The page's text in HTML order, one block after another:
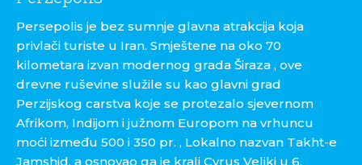
Persepolis je bez sumnje glavna atrakcija koja
privlači turiste u Iran. Smještene na oko 70
kilometara izvan modernog grada Širaza , ove
drevne ruševine služile su kao glavni grad
Perzijskog carstva koje se protezalo sjevernom
Afrikom, Indijom i južnom Europom na vrhuncu
moći između 500 i 350 pr. , Lokalno nazvan Takht-e
Jamshid, a osnovao ga je kralj Cyrus Veliki u 6.